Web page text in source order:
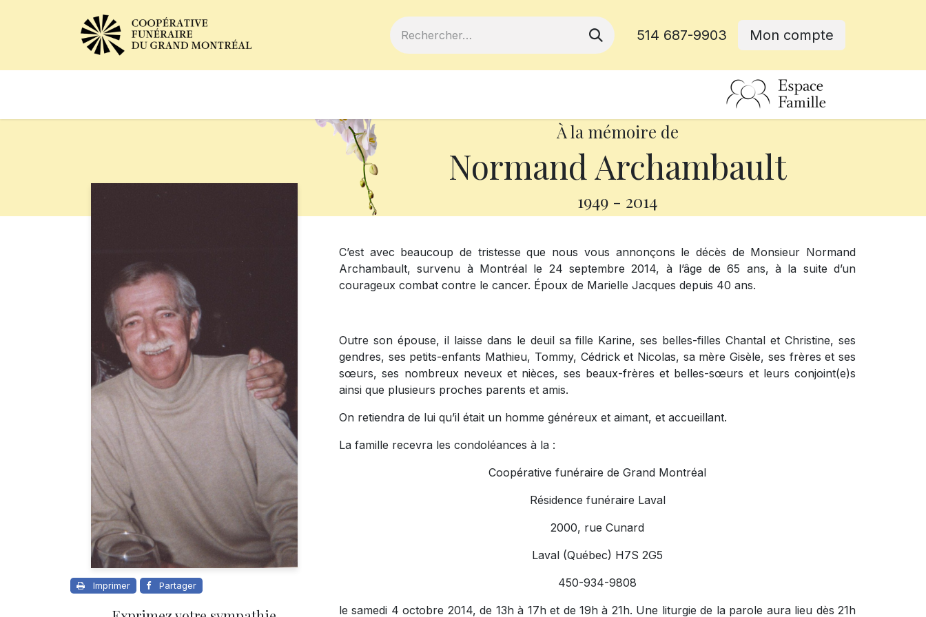
514 687-9903 Mon compte
À la mémoire de
Normand Archambault
1949 - 2014
Imprimer Partager
C’est avec beaucoup de tristesse que nous vous annonçons le décès de Monsieur Normand
Archambault, survenu à Montréal le 24 septembre 2014, à l’âge de 65 ans, à la suite d’un
courageux combat contre le cancer. Époux de Marielle Jacques depuis 40 ans.
Outre son épouse, il laisse dans le deuil sa fille Karine, ses belles-filles Chantal et Christine, ses
gendres, ses petits-enfants Mathieu, Tommy, Cédrick et Nicolas, sa mère Gisèle, ses frères et ses
sœurs, ses nombreux neveux et nièces, ses beaux-frères et belles-sœurs et leurs conjoint(e)s
ainsi que plusieurs proches parents et amis.
On retiendra de lui qu’il était un homme généreux et aimant, et accueillant.
La famille recevra les condoléances à la :
Coopérative funéraire de Grand Montréal
Résidence funéraire Laval
2000, rue Cunard
Laval (Québec) H7S 2G5
450-934-9808
le samedi 4 octobre 2014, de 13h à 17h et de 19h à 21h. Une liturgie de la parole aura lieu dès 21h